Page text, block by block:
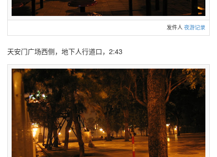
发件人 夜游记录
天安门广场西侧，地下人行道口，2:43